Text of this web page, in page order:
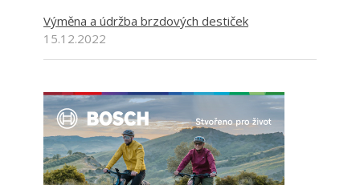
Výměna a údržba brzdových destiček
15.12.2022